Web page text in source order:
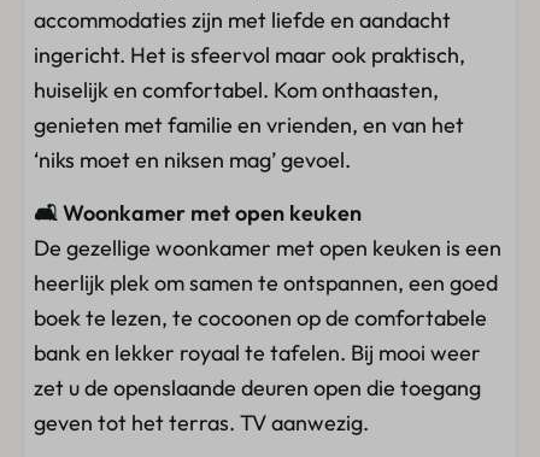
Slaapkamer
Tweepersoonsbed
Eenpersoonsbedden
Stapelbed
Luxe boxspring bedden
Leeslampjes
Bedlinnen inbegrepen
Badkamer
Inloopdouche
accommodaties zijn met liefde en aandacht
ingericht. Het is sfeervol maar ook praktisch,
huiselijk en comfortabel. Kom onthaasten,
genieten met familie en vrienden, en van het
‘niks moet en niksen mag’ gevoel.
🛋️ Woonkamer met open keuken
De gezellige woonkamer met open keuken is een
heerlijk plek om samen te ontspannen, een goed
boek te lezen, te cocoonen op de comfortabele
bank en lekker royaal te tafelen. Bij mooi weer
zet u de openslaande deuren open die toegang
geven tot het terras. TV aanwezig.